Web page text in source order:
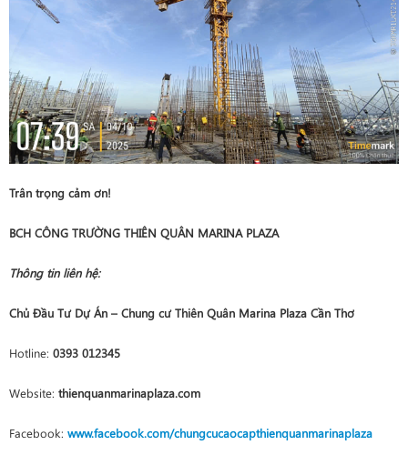
Trân trọng cảm ơn!
BCH CÔNG TRƯỜNG THIÊN QUÂN MARINA PLAZA
Thông tin liên hệ:
Chủ Đầu Tư Dự Án – Chung cư Thiên Quân Marina Plaza Cần Thơ
Hotline: 0393 012345
Website: thienquanmarinaplaza.com
Facebook: www.facebook.com/chungcucaocapthienquanmarinaplaza